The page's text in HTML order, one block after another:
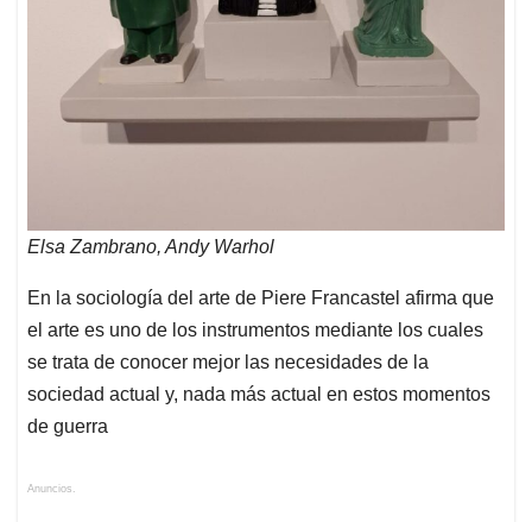
Elsa Zambrano, Andy Warhol
En la sociología del arte de Piere Francastel afirma que
el arte es uno de los instrumentos mediante los cuales
se trata de conocer mejor las necesidades de la
sociedad actual y, nada más actual en estos momentos
de guerra
Anuncios.